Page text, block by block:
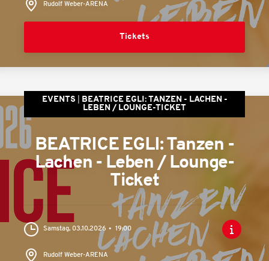
Rudolf Weber-ARENA
Tickets
EVENTS
BEATRICE EGLI: TANZEN - LACHEN -
LEBEN / LOUNGE-TICKET
BEATRICE EGLI: Tanzen -
Lachen - Leben / Lounge-
Ticket
Samstag, 03.10.2026 19:00
Rudolf Weber-ARENA